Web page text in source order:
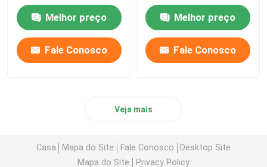
Melhor preço
Fale Conosco
Melhor preço
Fale Conosco
Veja mais
Casa Mapa do Site Fale Conosco
Desktop Site
Mapa do Site
Privacy Policy